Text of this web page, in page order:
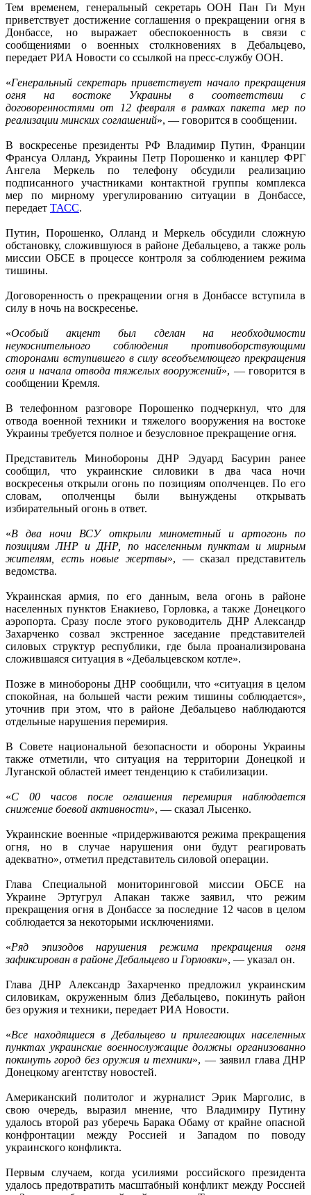
Тем временем, генеральный секретарь ООН Пан Ги Мун
приветствует достижение соглашения о прекращении огня в
Донбассе, но выражает обеспокоенность в связи с
сообщениями о военных столкновениях в Дебальцево,
передает РИА Новости со ссылкой на пресс-службу ООН.
«Генеральный секретарь приветствует начало прекращения
огня на востоке Украины в соответствии с
договоренностями от 12 февраля в рамках пакета мер по
реализации минских соглашений», — говорится в сообщении.
В воскресенье президенты РФ Владимир Путин, Франции
Франсуа Олланд, Украины Петр Порошенко и канцлер ФРГ
Ангела Меркель по телефону обсудили реализацию
подписанного участниками контактной группы комплекса
мер по мирному урегулированию ситуации в Донбассе,
передает ТАСС.
Путин, Порошенко, Олланд и Меркель обсудили сложную
обстановку, сложившуюся в районе Дебальцево, а также роль
миссии ОБСЕ в процессе контроля за соблюдением режима
тишины.
Договоренность о прекращении огня в Донбассе вступила в
силу в ночь на воскресенье.
«Особый акцент был сделан на необходимости
неукоснительного соблюдения противоборствующими
сторонами вступившего в силу всеобъемлющего прекращения
огня и начала отвода тяжелых вооружений», — говорится в
сообщении Кремля.
В телефонном разговоре Порошенко подчеркнул, что для
отвода военной техники и тяжелого вооружения на востоке
Украины требуется полное и безусловное прекращение огня.
Представитель Минобороны ДНР Эдуард Басурин ранее
сообщил, что украинские силовики в два часа ночи
воскресенья открыли огонь по позициям ополченцев. По его
словам, ополченцы были вынуждены открывать
избирательный огонь в ответ.
«В два ночи ВСУ открыли минометный и артогонь по
позициям ЛНР и ДНР, по населенным пунктам и мирным
жителям, есть новые жертвы», — сказал представитель
ведомства.
Украинская армия, по его данным, вела огонь в районе
населенных пунктов Енакиево, Горловка, а также Донецкого
аэропорта. Сразу после этого руководитель ДНР Александр
Захарченко созвал экстренное заседание представителей
силовых структур республики, где была проанализирована
сложившаяся ситуация в «Дебальцевском котле».
Позже в минобороны ДНР сообщили, что «ситуация в целом
спокойная, на большей части режим тишины соблюдается»,
уточнив при этом, что в районе Дебальцево наблюдаются
отдельные нарушения перемирия.
В Совете национальной безопасности и обороны Украины
также отметили, что ситуация на территории Донецкой и
Луганской областей имеет тенденцию к стабилизации.
«С 00 часов после оглашения перемирия наблюдается
снижение боевой активности», — сказал Лысенко.
Украинские военные «придерживаются режима прекращения
огня, но в случае нарушения они будут реагировать
адекватно», отметил представитель силовой операции.
Глава Специальной мониторинговой миссии ОБСЕ на
Украине Эртугрул Апакан также заявил, что режим
прекращения огня в Донбассе за последние 12 часов в целом
соблюдается за некоторыми исключениями.
«Ряд эпизодов нарушения режима прекращения огня
зафиксирован в районе Дебальцево и Горловки», — указал он.
Глава ДНР Александр Захарченко предложил украинским
силовикам, окруженным близ Дебальцево, покинуть район
без оружия и техники, передает РИА Новости.
«Все находящиеся в Дебальцево и прилегающих населенных
пунктах украинские военнослужащие должны организованно
покинуть город без оружия и техники», — заявил глава ДНР
Донецкому агентству новостей.
Американский политолог и журналист Эрик Марголис, в
свою очередь, выразил мнение, что Владимиру Путину
удалось второй раз уберечь Барака Обаму от крайне опасной
конфронтации между Россией и Западом по поводу
украинского конфликта.
Первым случаем, когда усилиями российского президента
удалось предотвратить масштабный конфликт между Россией